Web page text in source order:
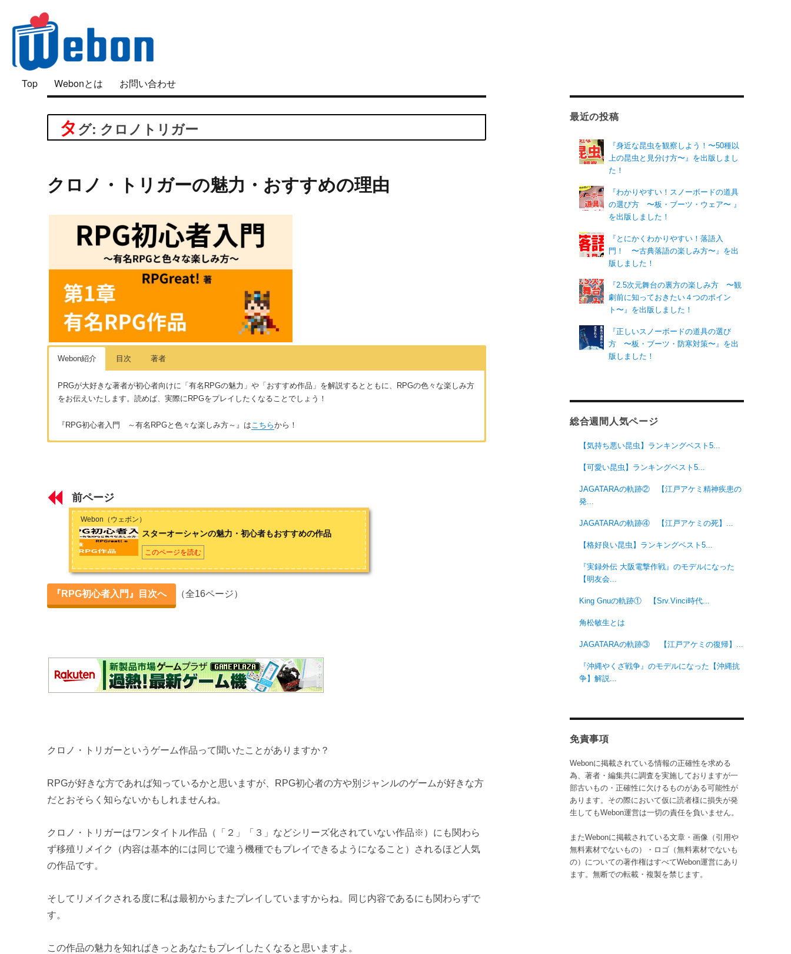
Webon（ウェボン）
「好き」は面白い
Top Webonとは お問い合わせ
タ グ: クロノトリガー
クロノ・トリガーの魅力・おすすめの理由
Webon紹介 目次 著者
PRGが大好きな著者が初心者向けに「有名RPGの魅力」や「おすすめ作品」を解説するとともに、RPGの色々な楽しみ方
をお伝えいたします。読めば、実際にRPGをプレイしたくなることでしょう！
『RPG初心者入門 ～有名RPGと色々な楽しみ方～』は こちらから！
第1章 有名RPG作品
ファイナルファンタジーの魅力・初心者もおすすめの3作品
ドラゴンクエストの魅力・初心者もおすすめの3作品
スターオーシャンの魅力・初心者もおすすめの作品
クロノ・トリガーの魅力・おすすめの理由
第2章 基礎知識
攻略に役立つRPG基礎知識① 【武器・防具編】
第3章 RPGを作ろう！
【RPGツクール】 お金稼ぎシステムが必要な理由とおすすめお金稼ぎシステム
【番外編】 RPGの世界
RPGの世界でモンスターを倒すとお金が手に入る理由
RPGの世界で宝箱を盗っても『窃盗罪』にならない理由
り、たまに新規ラーメン屋をこの舌で堪能するために開拓することもあります。また歴史が大好きで特に戦国時代はとあるゲ
ームの影響でダントツといってよいほど好きですね。最近は『星ドラ』というスマホRPGにハマっております。
お問い合わせはこちらから
前ページ
Webon（ウェボン）
スターオーシャンの魅力・初心者もおすすめの作品
このページを読む
『RPG初心者入門』目次へ （全16ページ）
クロノ・トリガーというゲーム作品って聞いたことがありますか？
RPGが好きな方であれば知っているかと思いますが、RPG初心者の方や別ジャンルのゲームが好きな方
だとおそらく知らないかもしれませんね。
クロノ・トリガーはワンタイトル作品（「２」「３」などシリーズ化されていない作品※）にも関わら
ず移殖リメイク（内容は基本的には同じで違う機種でもプレイできるようになること）されるほど人気
の作品です。
そしてリメイクされる度に私は最初からまたプレイしていますからね。同じ内容であるにも関わらずで
す。
この作品の魅力を知ればきっとあなたもプレイしたくなると思いますよ。
最近の投稿
『身近な昆虫を観察しよう！〜50種以
上の昆虫と見分け方〜』を出版しまし
た！
『わかりやすい！スノーボードの道具
の選び方 〜板・ブーツ・ウェア〜 』
を出版しました！
『とにかくわかりやすい！落語入
門！ 〜古典落語の楽しみ方〜』を出
版しました！
『2.5次元舞台の裏方の楽しみ方 〜観
劇前に知っておきたい４つのポイン
ト〜』を出版しました！
『正しいスノーボードの道具の選び
方 〜板・ブーツ・防寒対策〜』を出
版しました！
総合週間人気ページ
【気持ち悪い昆虫】ランキングベスト5...
【可愛い昆虫】ランキングベスト5...
JAGATARAの軌跡② 【江戸アケミ精神疾患の
発...
JAGATARAの軌跡④ 【江戸アケミの死】...
【格好良い昆虫】ランキングベスト5...
『実録外伝 大阪電撃作戦』のモデルになった
【明友会...
King Gnuの軌跡① 【Srv.Vinci時代...
角松敏生とは
JAGATARAの軌跡③ 【江戸アケミの復帰】...
『沖縄やくざ戦争』のモデルになった【沖縄抗
争】解説...
免責事項
Webonに掲載されている情報の正確性を求める
為、著者・編集共に調査を実施しておりますが一
部古いもの・正確性に欠けるものがある可能性が
あります。その際において仮に読者様に損失が発
生してもWebon運営は一切の責任を負いません。
またWebonに掲載されている文章・画像（引用や
無料素材でないもの）・ロゴ（無料素材でないも
の）についての著作権はすべてWebon運営にあり
ます。無断での転載・複製を禁じます。